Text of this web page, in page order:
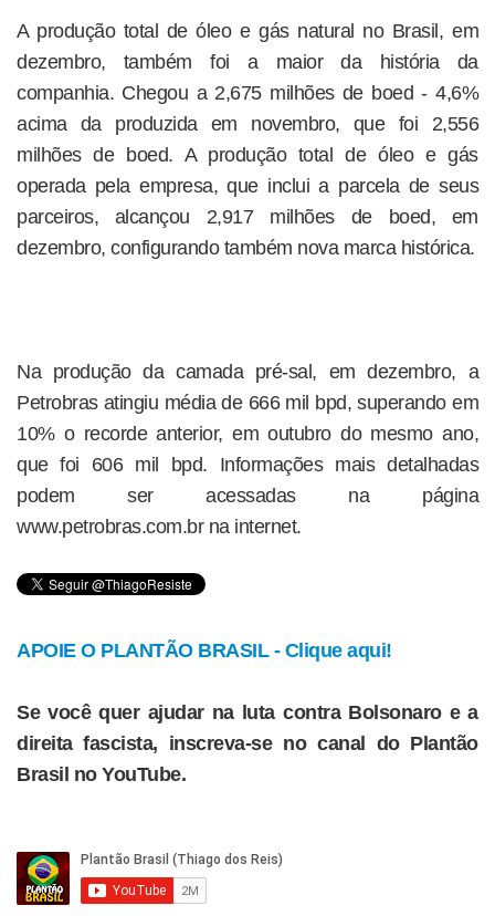
A produção total de óleo e gás natural no Brasil, em
dezembro, também foi a maior da história da
companhia. Chegou a 2,675 milhões de boed - 4,6%
acima da produzida em novembro, que foi 2,556
milhões de boed. A produção total de óleo e gás
operada pela empresa, que inclui a parcela de seus
parceiros, alcançou 2,917 milhões de boed, em
dezembro, configurando também nova marca histórica.
Na produção da camada pré-sal, em dezembro, a
Petrobras atingiu média de 666 mil bpd, superando em
10% o recorde anterior, em outubro do mesmo ano,
que foi 606 mil bpd. Informações mais detalhadas
podem ser acessadas na página
www.petrobras.com.br na internet.
APOIE O PLANTÃO BRASIL - Clique aqui!
Se você quer ajudar na luta contra Bolsonaro e a
direita fascista, inscreva-se no canal do Plantão
Brasil no YouTube.